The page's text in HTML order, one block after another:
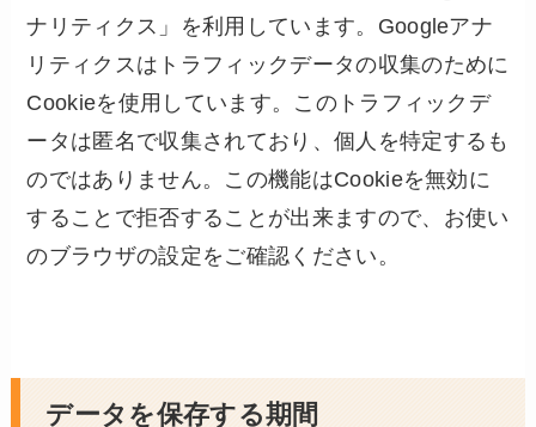
ナリティクス」を利用しています。Googleアナ
リティクスはトラフィックデータの収集のために
Cookieを使用しています。このトラフィックデ
ータは匿名で収集されており、個人を特定するも
のではありません。この機能はCookieを無効に
することで拒否することが出来ますので、お使い
のブラウザの設定をご確認ください。
データを保存する期間